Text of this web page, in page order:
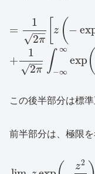
=
1
2π
−−
√ [z ( −
+
1
2π
−−
√ ∫ ∞
−∞
exp(
この後半部分は標
前半部分は、極限を
z2